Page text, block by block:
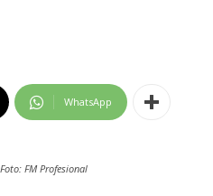
WhatsApp
FM Profesional